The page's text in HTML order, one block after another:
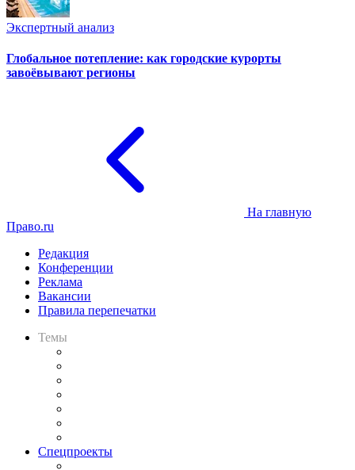
Экспертный анализ
Глобальное потепление: как городские курорты
завоёвывают регионы
На главную
Право.ru
Редакция
Конференции
Реклама
Вакансии
Правила перепечатки
Темы
Спецпроекты